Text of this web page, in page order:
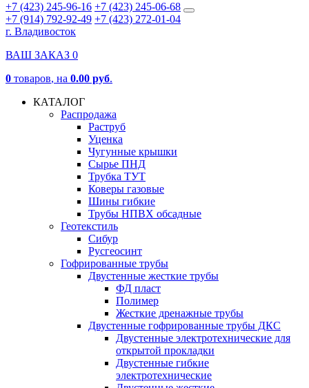
+7 (423) 245-96-16 +7 (423) 245-06-68
+7 (914) 792-92-49 +7 (423) 272-01-04
г. Владивосток
ВАШ ЗАКАЗ 0
0 товаров, на 0.00 руб.
КАТАЛОГ
Распродажа
Раструб
Уценка
Чугунные крышки
Сырье ПНД
Трубка ТУТ
Коверы газовые
Шины гибкие
Трубы НПВХ обсадные
Геотекстиль
Сибур
Русгеосинт
Гофрированные трубы
Двустенные жесткие трубы
ФД пласт
Полимер
Жесткие дренажные трубы
Двустенные гофрированные трубы ДКС
Двустенные электротехнические для
открытой прокладки
Двустенные гибкие
электротехнические